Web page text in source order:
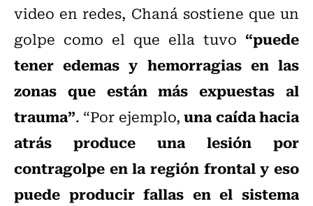
video en redes, Chaná sostiene que un
golpe como el que ella tuvo “puede
tener edemas y hemorragias en las
zonas que están más expuestas al
trauma”. “Por ejemplo,una caída hacia
atrás produce una lesión por
contragolpe en la región frontal y eso
puede producir fallas en el sistema